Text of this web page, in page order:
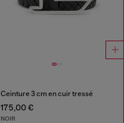
Ceinture 3 cm en cuir tressé
175,00 €
NOIR